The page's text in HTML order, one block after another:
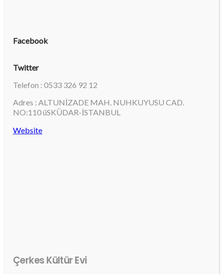
Facebook
Twitter
Telefon : 0533 326 92 12
Adres : ALTUNİZADE MAH. NUHKUYUSU CAD.
NO:110 üSKÜDAR-İSTANBUL
Website
Çerkes Kültür Evi